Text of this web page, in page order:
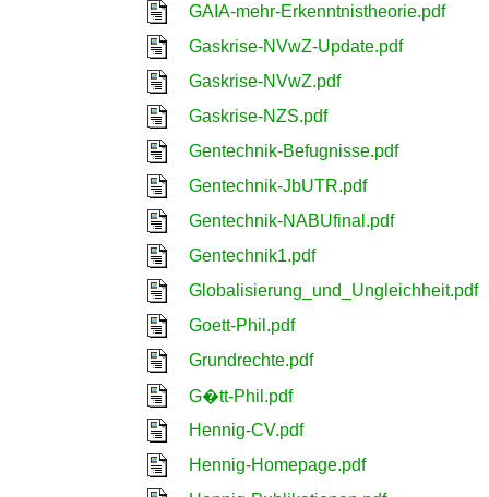
GAIA-mehr-Erkenntnistheorie.pdf
Gaskrise-NVwZ-Update.pdf
Gaskrise-NVwZ.pdf
Gaskrise-NZS.pdf
Gentechnik-Befugnisse.pdf
Gentechnik-JbUTR.pdf
Gentechnik-NABUfinal.pdf
Gentechnik1.pdf
Globalisierung_und_Ungleichheit.pdf
Goett-Phil.pdf
Grundrechte.pdf
G�tt-Phil.pdf
Hennig-CV.pdf
Hennig-Homepage.pdf